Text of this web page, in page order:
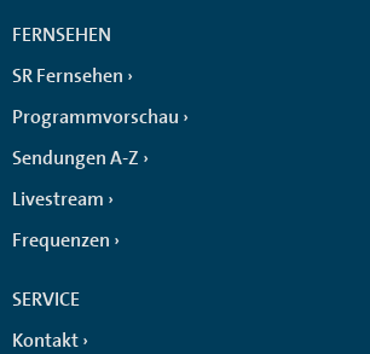
FERNSEHEN
SR Fernsehen
Programmvorschau
Sendungen A-Z
Livestream
Frequenzen
SERVICE
Kontakt